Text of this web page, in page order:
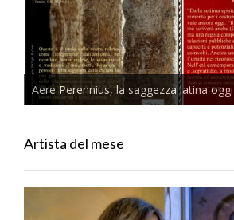
Aere Perennius, la saggezza latina oggi
Artista del mese